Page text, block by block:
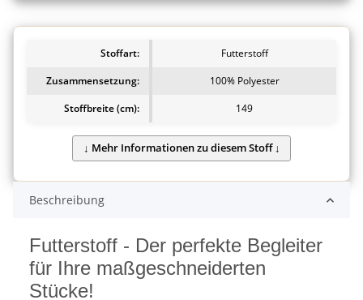
Stoffart:
Futterstoff
Zusammensetzung:
100% Polyester
Stoffbreite (cm):
149
Beschreibung
Futterstoff - Der perfekte Begleiter
für Ihre maßgeschneiderten
Stücke!